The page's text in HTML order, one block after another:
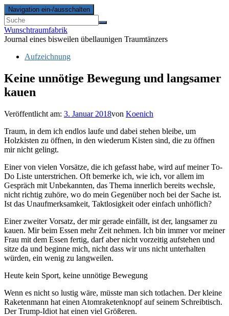
Navigation ein-/ausschalten
Wunschtraumfabrik
Journal eines bisweilen übellaunigen Traumtänzers
Aufzeichnung
Keine unnötige Bewegung und langsamer
kauen
Veröffentlicht am: 3. Januar 2018von Koenich
Traum, in dem ich endlos laufe und dabei stehen bleibe, um
Holzkisten zu öffnen, in den wiederum Kisten sind, die zu öffnen
mir nicht gelingt.
Einer von vielen Vorsätze, die ich gefasst habe, wird auf meiner To-
Do Liste unterstrichen. Oft bemerke ich, wie ich, vor allem im
Gespräch mit Unbekannten, das Thema innerlich bereits wechsle,
nicht richtig zuhöre, wo do mein Gegenüber noch bei der Sache ist.
Ist das Unaufmerksamkeit, Taktlosigkeit oder einfach unhöflich?
Einer zweiter Vorsatz, der mir gerade einfällt, ist der, langsamer zu
kauen. Mir beim Essen mehr Zeit nehmen. Ich bin immer vor meiner
Frau mit dem Essen fertig, darf aber nicht vorzeitig aufstehen und
sitze da und beginne mich, nicht dass wir uns nicht unterhalten
würden, ein wenig zu langweilen.
Heute kein Sport, keine unnötige Bewegung
Wenn es nicht so lustig wäre, müsste man sich totlachen. Der kleine
Raketenmann hat einen Atomraketenknopf auf seinem Schreibtisch.
Der Trump-Idiot hat einen viel Größeren.